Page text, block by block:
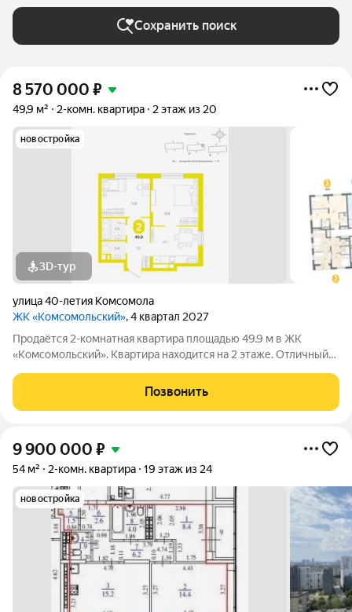
Сохранить поиск
8 570 000 ₽
49,9 м² 2-комн. квартира 2 этаж из 20
новостройка
3D-тур
улица 40-летия Комсомола
ЖК «Комсомольский», 4 квартал 2027
Продаётся 2-комнатная квартира площадью 49.9 м в ЖК
«Комсомольский». Квартира находится на 2 этаже. Отличный
Екатеринбурга. Двухкомнатная квартира с уютными
спальнями и двумя санузлами. Окна выходят
Позвонить
9 900 000 ₽
54 м² 2-комн. квартира 19 этаж из 24
новостройка